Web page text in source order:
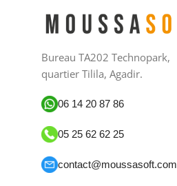
Bureau TA202 Technopark,
quartier Tilila, Agadir.
06 14 20 87 86
05 25 62 62 25
contact@moussasoft.com